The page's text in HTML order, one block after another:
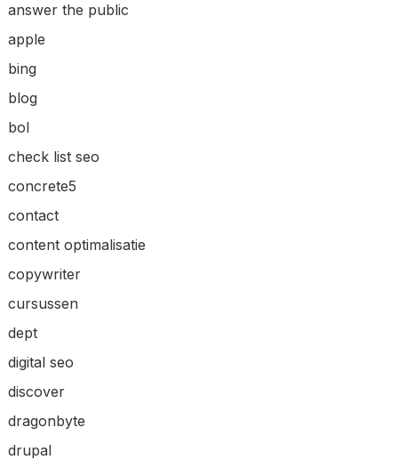
answer the public
apple
bing
blog
bol
check list seo
concrete5
contact
content optimalisatie
copywriter
cursussen
dept
digital seo
discover
dragonbyte
drupal